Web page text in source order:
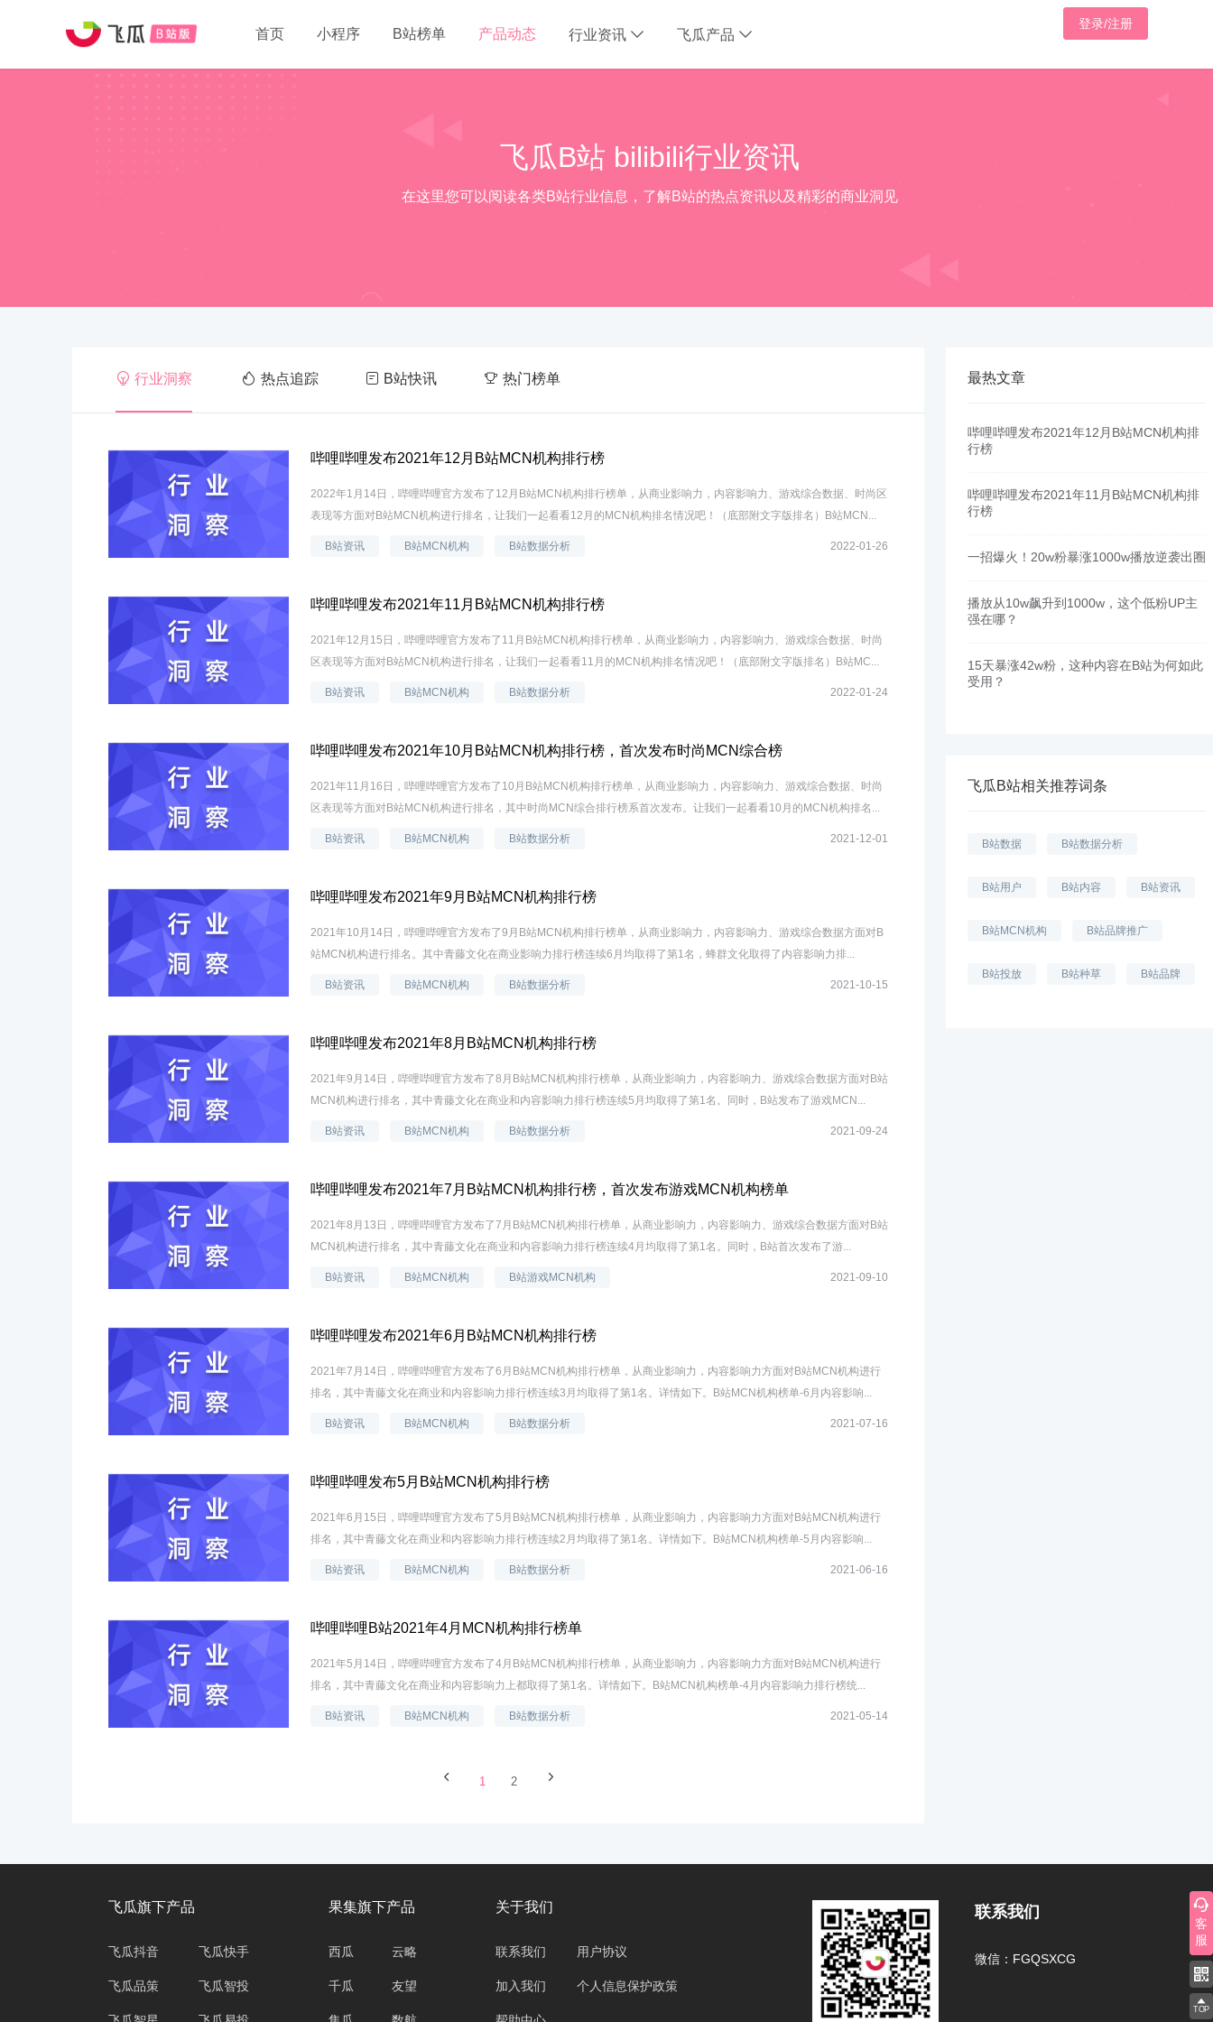
客
服
TOP
首页 小程序 B站榜单 产品动态 行业资讯 飞瓜产品
登录/注册
飞瓜B站 bilibili行业资讯
在这里您可以阅读各类B站行业信息，了解B站的热点资讯以及精彩的商业洞见
行业洞察 热点追踪 B站快讯 热门榜单
哔哩哔哩发布2021年12月B站MCN机构排行榜
2022年1月14日，哔哩哔哩官方发布了12月B站MCN机构排行榜单，从商业影响力，内容影响力、游戏综合数据、时尚区
表现等方面对B站MCN机构进行排名，让我们一起看看12月的MCN机构排名情况吧！（底部附文字版排名）B站MCN...
B站资讯 B站MCN机构 B站数据分析 2022-01-26
哔哩哔哩发布2021年11月B站MCN机构排行榜
2021年12月15日，哔哩哔哩官方发布了11月B站MCN机构排行榜单，从商业影响力，内容影响力、游戏综合数据、时尚
区表现等方面对B站MCN机构进行排名，让我们一起看看11月的MCN机构排名情况吧！（底部附文字版排名）B站MC...
B站资讯 B站MCN机构 B站数据分析 2022-01-24
哔哩哔哩发布2021年10月B站MCN机构排行榜，首次发布时尚MCN综合榜
2021年11月16日，哔哩哔哩官方发布了10月B站MCN机构排行榜单，从商业影响力，内容影响力、游戏综合数据、时尚
区表现等方面对B站MCN机构进行排名，其中时尚MCN综合排行榜系首次发布。让我们一起看看10月的MCN机构排名...
B站资讯 B站MCN机构 B站数据分析 2021-12-01
哔哩哔哩发布2021年9月B站MCN机构排行榜
2021年10月14日，哔哩哔哩官方发布了9月B站MCN机构排行榜单，从商业影响力，内容影响力、游戏综合数据方面对B
站MCN机构进行排名。其中青藤文化在商业影响力排行榜连续6月均取得了第1名，蜂群文化取得了内容影响力排...
B站资讯 B站MCN机构 B站数据分析 2021-10-15
哔哩哔哩发布2021年8月B站MCN机构排行榜
2021年9月14日，哔哩哔哩官方发布了8月B站MCN机构排行榜单，从商业影响力，内容影响力、游戏综合数据方面对B站
MCN机构进行排名，其中青藤文化在商业和内容影响力排行榜连续5月均取得了第1名。同时，B站发布了游戏MCN...
B站资讯 B站MCN机构 B站数据分析 2021-09-24
哔哩哔哩发布2021年7月B站MCN机构排行榜，首次发布游戏MCN机构榜单
2021年8月13日，哔哩哔哩官方发布了7月B站MCN机构排行榜单，从商业影响力，内容影响力、游戏综合数据方面对B站
MCN机构进行排名，其中青藤文化在商业和内容影响力排行榜连续4月均取得了第1名。同时，B站首次发布了游...
B站资讯 B站MCN机构 B站游戏MCN机构 2021-09-10
哔哩哔哩发布2021年6月B站MCN机构排行榜
2021年7月14日，哔哩哔哩官方发布了6月B站MCN机构排行榜单，从商业影响力，内容影响力方面对B站MCN机构进行
排名，其中青藤文化在商业和内容影响力排行榜连续3月均取得了第1名。详情如下。B站MCN机构榜单-6月内容影响...
B站资讯 B站MCN机构 B站数据分析 2021-07-16
哔哩哔哩发布5月B站MCN机构排行榜
2021年6月15日，哔哩哔哩官方发布了5月B站MCN机构排行榜单，从商业影响力，内容影响力方面对B站MCN机构进行
排名，其中青藤文化在商业和内容影响力排行榜连续2月均取得了第1名。详情如下。B站MCN机构榜单-5月内容影响...
B站资讯 B站MCN机构 B站数据分析 2021-06-16
哔哩哔哩B站2021年4月MCN机构排行榜单
2021年5月14日，哔哩哔哩官方发布了4月B站MCN机构排行榜单，从商业影响力，内容影响力方面对B站MCN机构进行
排名，其中青藤文化在商业和内容影响力上都取得了第1名。详情如下。B站MCN机构榜单-4月内容影响力排行榜统...
B站资讯 B站MCN机构 B站数据分析 2021-05-14
1 2
最热文章
哔哩哔哩发布2021年12月B站MCN机构排
行榜
哔哩哔哩发布2021年11月B站MCN机构排
行榜
一招爆火！20w粉暴涨1000w播放逆袭出圈
播放从10w飙升到1000w，这个低粉UP主
强在哪？
15天暴涨42w粉，这种内容在B站为何如此
受用？
飞瓜B站相关推荐词条
B站数据 B站数据分析
B站用户 B站内容 B站资讯
B站MCN机构 B站品牌推广
B站投放 B站种草 B站品牌
飞瓜旗下产品
飞瓜抖音
飞瓜品策
飞瓜快手
飞瓜智投
果集旗下产品
西瓜
千瓜
云略
友望
关于我们
联系我们
加入我们
用户协议
个人信息保护政策
联系我们
微信：FGQSXCG